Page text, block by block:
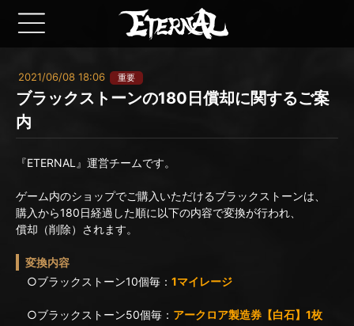
2021/06/08 18:06 重要
ブラックストーンの180日償却に関するご案
内
『ETERNAL』運営チームです。
ゲーム内のショップでご購入いただけるブラックストーンは、
購入から180日経過した順に以下の内容で変換が行われ、
償却（削除）されます。
変換内容
○ブラックストーン10個毎： 1マイレージ
○ブラックストーン50個毎： アークロア製造券【白石】1枚